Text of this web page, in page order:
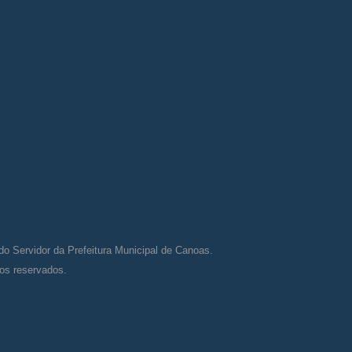
Servidor da Prefeitura Municipal de Canoas.
reservados.